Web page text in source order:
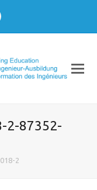
2-87352-
2